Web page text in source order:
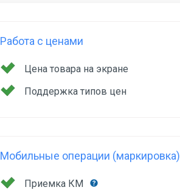
Работа с ценами
Цена товара на экране
Поддержка типов цен
Мобильные операции (маркировка)
Приемка КМ